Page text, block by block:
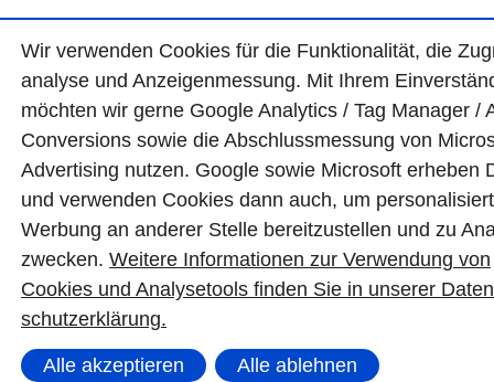
Wir ver­wen­den Cookies für die Funktio­na­lität, die
ana­lyse und Anzei­gen­mes­sung. Mit Ihrem
möchten wir gerne Google Analytics / Tag Manager /
Con­ver­sions sowie die Abschluss­mes­sung von
Adver­tising nutzen. Google sowie Micro­soft erheben
und ver­wen­den Cookies dann auch, um
Wer­bung an ande­rer Stelle bereit­zu­stel­len und zu
zwecken. Wei­tere Infor­matio­nen zur Ver­wen­dung von
Cookies und Ana­lyse­tools fin­den Sie in unserer
schutz­erklä­rung.
Alle akzeptieren Alle ablehnen